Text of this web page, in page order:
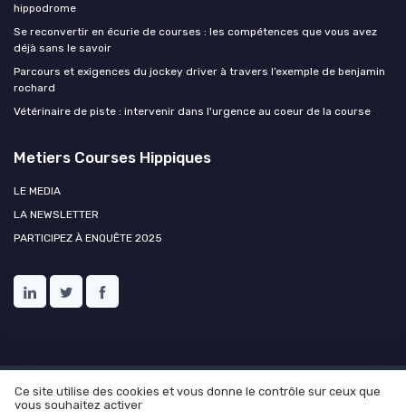
hippodrome
Se reconvertir en écurie de courses : les compétences que vous avez
déjà sans le savoir
Parcours et exigences du jockey driver à travers l’exemple de benjamin
rochard
Vétérinaire de piste : intervenir dans l'urgence au coeur de la course
Metiers Courses Hippiques
LE MEDIA
LA NEWSLETTER
PARTICIPEZ À ENQUÊTE 2025
Mentions légales Politique de confidentialité
Ressources
humaines et courses hippiques
Ce site utilise des cookies et vous donne le contrôle sur ceux que
vous souhaitez activer